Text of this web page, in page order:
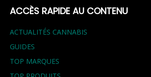
ACCÈS RAPIDE AU CONTENU
ACTUALITÉS CANNABIS
GUIDES
TOP MARQUES